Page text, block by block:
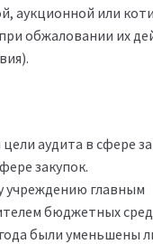
аукционной или
обжаловании их
аудита в сфере
закупок.
учреждению главным
бюджетных
были уменьшены